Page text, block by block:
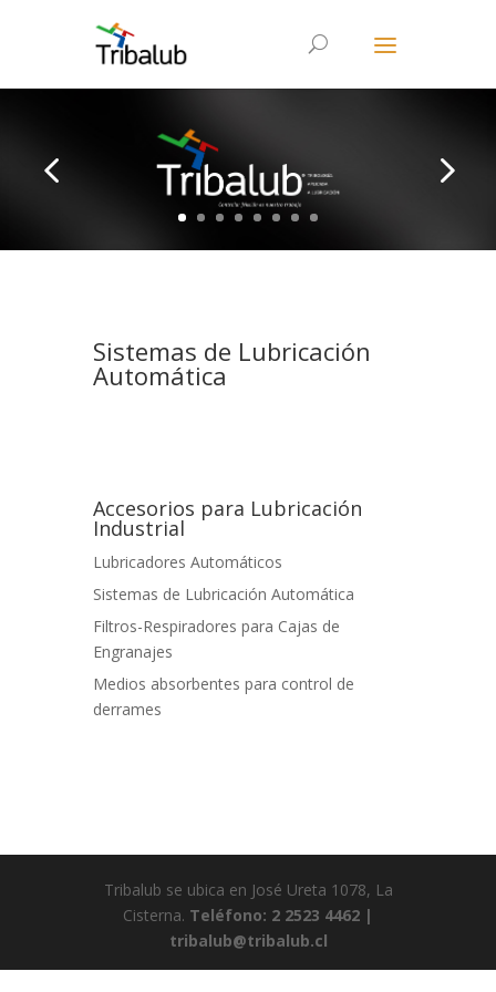
Sistemas de Lubricación
Automática
Accesorios para Lubricación
Industrial
Lubricadores Automáticos
Sistemas de Lubricación Automática
Filtros-Respiradores para Cajas de
Engranajes
Medios absorbentes para control de
derrames
Tribalub se ubica en José Ureta 1078, La
Cisterna. Teléfono: 2 2523 4462 |
tribalub@tribalub.cl